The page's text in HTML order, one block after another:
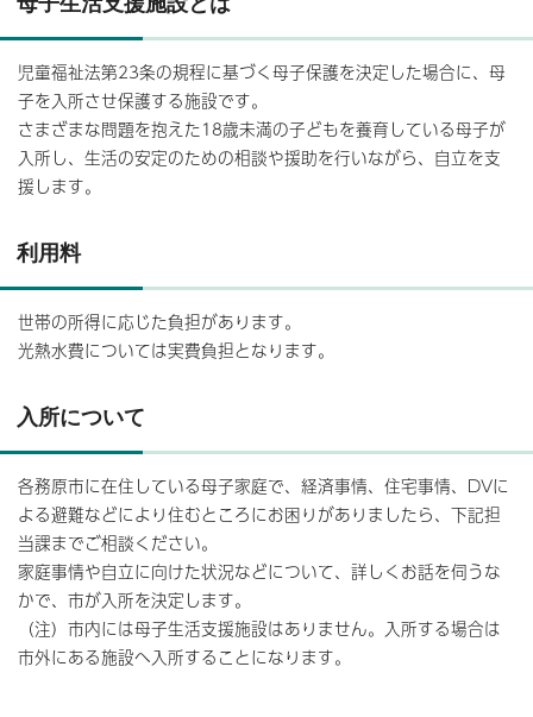
児童福祉法第23条の規程に基づく母子保護を決定した場合に、母
子を入所させ保護する施設です。
さまざまな問題を抱えた18歳未満の子どもを養育している母子が
入所し、生活の安定のための相談や援助を行いながら、自立を支
援します。
利用料
世帯の所得に応じた負担があります。
光熱水費については実費負担となります。
入所について
各務原市に在住している母子家庭で、経済事情、住宅事情、DVに
よる避難などにより住むところにお困りがありましたら、下記担
当課までご相談ください。
家庭事情や自立に向けた状況などについて、詳しくお話を伺うな
かで、市が入所を決定します。
（注）市内には母子生活支援施設はありません。入所する場合は
市外にある施設へ入所することになります。